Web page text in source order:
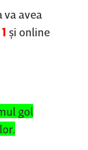
va avea
şi online
gol